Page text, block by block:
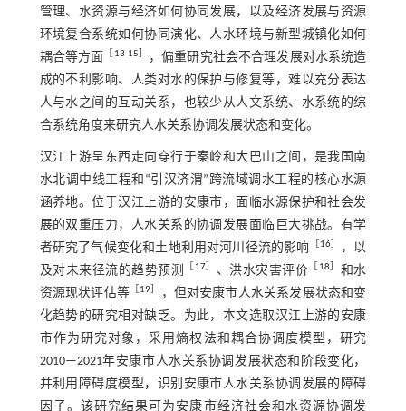
管理、水资源与经济如何协同发展，以及经济发展与资源
环境复合系统如何协同演化、人水环境与新型城镇化如何
耦合等方面
13-15
，偏重研究社会不合理发展对水系统造
成的不利影响、人类对水的保护与修复等，难以充分表达
人与水之间的互动关系，也较少从人文系统、水系统的综
合系统角度来研究人水关系协调发展状态和变化。
汉江上游呈东西走向穿行于秦岭和大巴山之间，是我国南
水北调中线工程和“引汉济渭”跨流域调水工程的核心水源
涵养地。位于汉江上游的安康市，面临水源保护和社会发
展的双重压力，人水关系的协调发展面临巨大挑战。有学
者研究了气候变化和土地利用对河川径流的影响
16］
，以
及对未来径流的趋势预测
17］ 、洪水灾害评价 18
和水
资源现状评估等［ 19
，但对安康市人水关系发展状态和变
化趋势的研究相对缺乏。为此，本文选取汉江上游的安康
市作为研究对象，采用熵权法和耦合协调度模型，研究
2010—2021年安康市人水关系协调发展状态和阶段变化，
并利用障碍度模型，识别安康市人水关系协调发展的障碍
因子。该研究结果可为安康市经济社会和水资源协调发